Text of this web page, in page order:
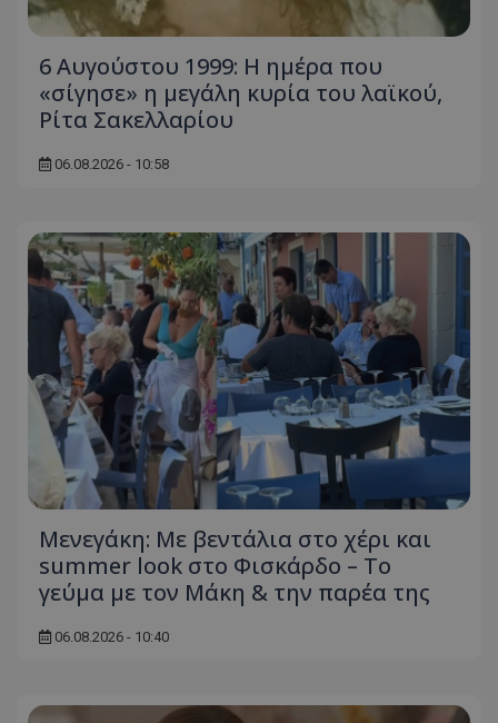
6 Αυγούστου 1999: Η ημέρα που
«σίγησε» η μεγάλη κυρία του λαϊκού,
Ρίτα Σακελλαρίου
06.08.2026 - 10:58
Μενεγάκη: Με βεντάλια στο χέρι και
summer look στο Φισκάρδο – Το
γεύμα με τον Μάκη & την παρέα της
06.08.2026 - 10:40